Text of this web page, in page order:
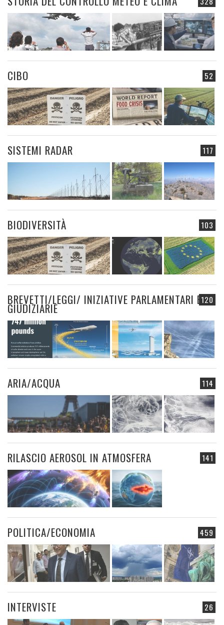
52
CIBO
117
SISTEMI RADAR
103
BIODIVERSITÀ
120
BREVETTI/LEGGI/ INIZIATIVE PARLAMENTARI E
GIUDIZIARIE
114
ARIA/ACQUA
141
RILASCIO AEROSOL IN ATMOSFERA
459
POLITICA/ECONOMIA
26
INTERVISTE